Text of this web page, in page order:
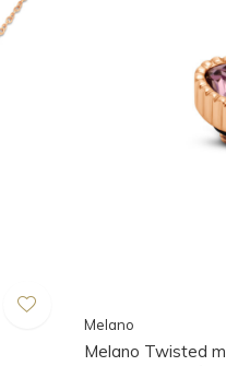
Melano
Melano Twisted